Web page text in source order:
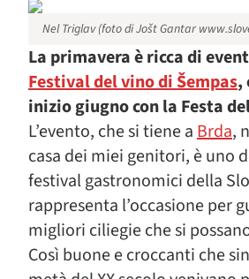
Nel Triglav (foto di Jošt Gantar
La primavera è ricca di
Festival del vino di Šempas,
inizio giugno con la Festa
L’evento, che si tiene aBrda,
casa dei miei genitori, è uno
festival gastronomici della
rappresenta l’occasione per
migliori ciliegie che si
Così buone e croccanti che